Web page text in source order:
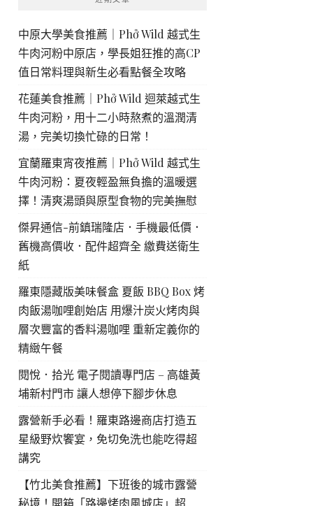
中原大學美食推薦｜Phở Wild 越式生
牛肉河粉中原店，學長姐狂推的高CP
值日常料理與新生必看點餐全攻略
花蓮美食推薦｜Phở Wild 迴萊越式生
牛肉河粉，用十二小時熬煮的溫潤清
湯，完美切換忙碌的日常！
宜蘭羅東宵夜推薦｜Phở Wild 越式生
牛肉河粉：夏夜輕盈無負擔的溫暖選
擇！清爽湯頭與原型食物的完美撫慰
傑昇通信-前鎮瑞隆店．手機最低價．
舊機高價收．配件超齊全 繳費送衛生
紙
羅東隱藏版美味餐盒 夏飯 BBQ Box 烤
肉飯湯咖哩創始店 用爆汁炭火烤肉與
層次豐富的香料湯咖哩 重新定義你的
精緻午餐
閱悅．拾光 電子閱讀專門店 – 高雄黃
埔新村門市 讓人想停下腳步休息
露營新手必看！羅東路邊商店打造五
星級野炊饗宴，免切免洗也能吃得超
講究
【竹北美食推薦】下班後的城市露營
秘境！開箱「路邊烤肉風城店」超